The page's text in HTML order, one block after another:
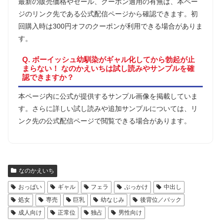
ジのリンク先である公式配信ページから確認できます。初
回購入時は300円オフのクーポンが利用できる場合がありま
す。
Q. ボーイッシュ幼馴染がギャル化してから勃起が止
まらない！ なのかえいちは試し読みやサンプルを確
認できますか？
本ページ内に公式が提供するサンプル画像を掲載していま
す。さらに詳しい試し読みや追加サンプルについては、リ
ンク先の公式配信ページで閲覧できる場合があります。
なのかえいち
おっぱい ギャル フェラ ぶっかけ
中出し
処女
専売 巨乳 幼なじみ
後背位／バック
成人向け
正常位 独占 男性向け